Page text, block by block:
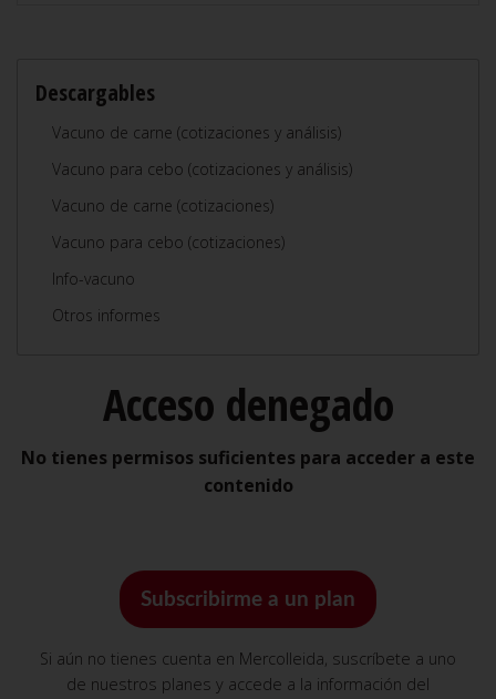
Descargables
Vacuno de carne (cotizaciones y análisis)
Vacuno para cebo (cotizaciones y análisis)
Vacuno de carne (cotizaciones)
Vacuno para cebo (cotizaciones)
Info-vacuno
Otros informes
Acceso denegado
No tienes permisos suficientes para acceder a este
contenido
Subscribirme a un plan
Si aún no tienes cuenta en Mercolleida, suscríbete a uno
de nuestros planes y accede a la información del